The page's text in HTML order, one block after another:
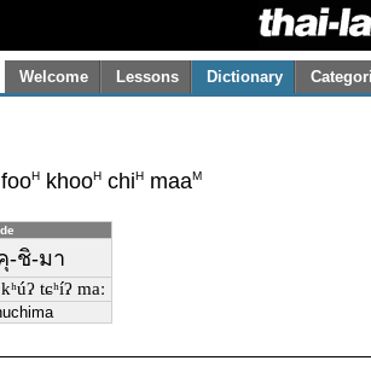
Welcome Lessons Dictionary
fooH khooH chiH maaM
-ชิ-มา
tɕʰíʔ maː